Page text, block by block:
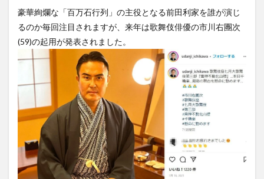
豪華絢爛な「百万石行列」の主役となる前田利家を誰が演じ
るのか毎回注目されますが、来年は歌舞伎俳優の市川右團次
(59)の起用が発表されました。